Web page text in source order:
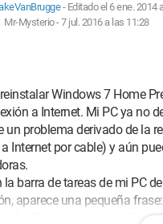
- Editado el 6 ene. 2014
Mr-Mysterio -7 jul. 2016 a las 11:28
Windows 7 Home
a Internet. Mi PC ya no
un problema derivado de la
Internet por cable) y aún
la barra de tareas de mi PC
aparece una pequeña frase:
- No hay conexión